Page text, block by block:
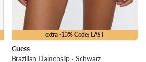
extra -10% Code: LAST
Guess
Brazilian Damenslip · Schwarz